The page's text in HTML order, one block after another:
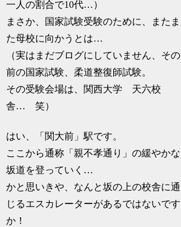
一人の割合で10代…）
まさか、国家試験受験のために、またま
た母校に向かうとは…
（実はまだブログにしていません、その
前の国家試験、柔道整復師試験。
その受験会場は、関西大学 天六校
舎… 笑）
はい、「関大前」駅です。
ここから通称「親不孝通り」の緩やかな
坂道を登っていく…
かと思いきや、なんと坂の上の校舎に通
じるエスカレーターがあるではないです
か！